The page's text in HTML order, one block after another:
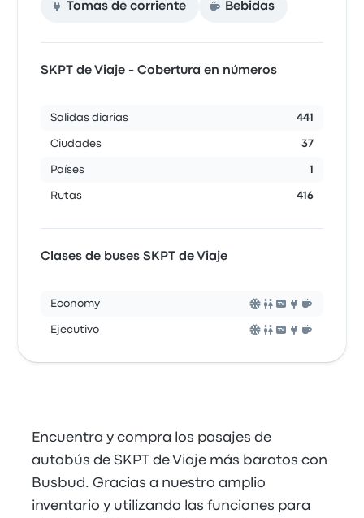
Tomas de corriente Bebidas
SKPT de Viaje - Cobertura en números
Salidas diarias 441
Ciudades 37
Países 1
Rutas 416
Clases de buses SKPT de Viaje
Economy
Ejecutivo
Encuentra y compra los pasajes de
autobús de SKPT de Viaje más baratos con
Busbud. Gracias a nuestro amplio
inventario y utilizando las funciones para